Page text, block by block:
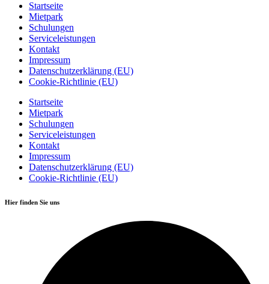
Startseite
Mietpark
Schulungen
Serviceleistungen
Kontakt
Impressum
Datenschutzerklärung (EU)
Cookie-Richtlinie (EU)
Startseite
Mietpark
Schulungen
Serviceleistungen
Kontakt
Impressum
Datenschutzerklärung (EU)
Cookie-Richtlinie (EU)
Hier finden Sie uns